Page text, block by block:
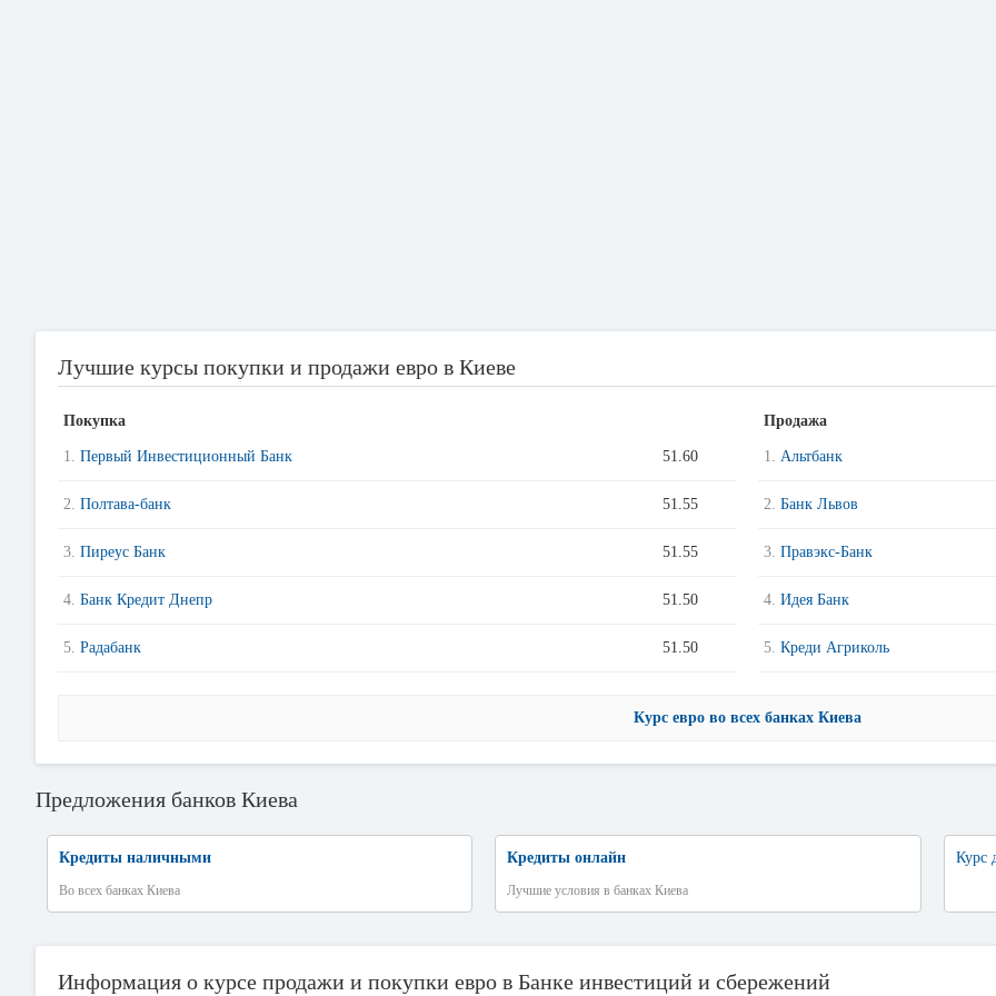
Лучшие курсы покупки и продажи евро в Киеве
Покупка
1. Первый Инвестиционный Банк 51.60
2. Полтава-банк 51.55
3. Пиреус Банк 51.55
4. Банк Кредит Днепр 51.50
5. Радабанк 51.50
Продажа
1. Альтбанк
2. Банк Львов
3. Правэкс-Банк
4. Идея Банк
5. Креди Агриколь
Курс евро во всех банках Киева
Предложения банков Киева
Кредиты наличными
Во всех банках Киева
Кредиты онлайн
Лучшие условия в банках Киева
Курс
Информация о курсе продажи и покупки евро в Банке инвестиций и сбережений